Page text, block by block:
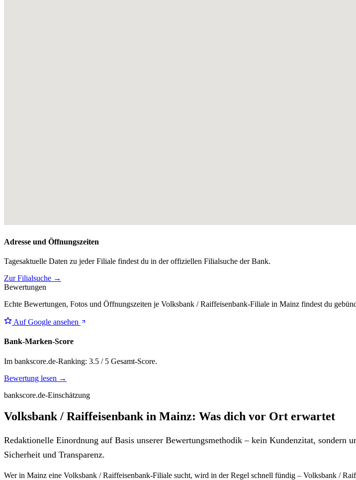
Adresse und Öffnungszeiten
Tagesaktuelle Daten zu jeder Filiale findest du in der offiziellen Filialsuche der Bank.
Zur Filialsuche →
Bewertungen
Echte Bewertungen, Fotos und Öffnungszeiten je Volksbank / Raiffeisenbank-Filiale in Mainz findest du
Auf Google ansehen
Bank-Marken-Score
Im bankscore.de-Ranking: 3.5 / 5 Gesamt-Score.
Bewertung lesen →
bankscore.de-Einschätzung
Volksbank / Raiffeisenbank in Mainz: Was dich vor Ort erwartet
Redaktionelle Einordnung auf Basis unserer Bewertungsmethodik – kein Kundenzitat, sondern
Sicherheit und Transparenz.
Wer in Mainz eine Volksbank / Raiffeisenbank-Filiale sucht, wird in der Regel schnell fündig – Volksbank /